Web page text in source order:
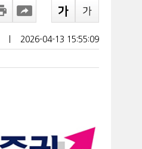
2026-04-13 15:55:09